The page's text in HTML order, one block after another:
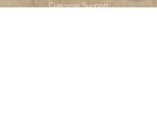
Customer Support